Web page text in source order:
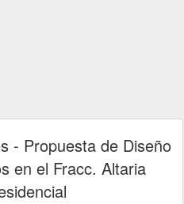
- Propuesta de Diseño
en el Fracc. Altaria